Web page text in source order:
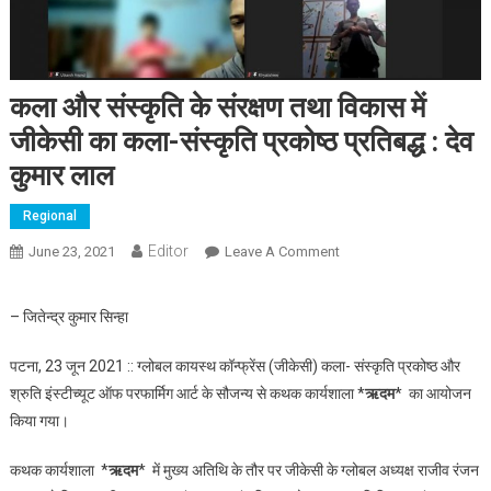
कला और संस्कृति के संरक्षण तथा विकास में
जीकेसी का कला-संस्कृति प्रकोष्ठ प्रतिबद्ध : देव
कुमार लाल
Regional
June 23, 2021 Editor Leave A CommentOn कला और संस्कृति के
– जितेन्द्र कुमार सिन्हा
पटना, 23 जून 2021 :: ग्लोबल कायस्थ कॉन्फ्रेंस (जीकेसी) कला- संस्कृति प्रकोष्ठ और
श्रुति इंस्टीच्यूट ऑफ परफार्मिग आर्ट के सौजन्य से कथक कार्यशाला *ऋदम* का आयोजन
किया गया।
कथक कार्यशाला *ऋदम* में मुख्य अतिथि के तौर पर जीकेसी के ग्लोबल अध्यक्ष राजीव रंजन